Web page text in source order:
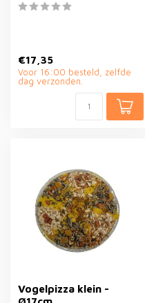
€17,35
Voor 16:00 besteld, zelfde
dag verzonden.
Vogelpizza klein -